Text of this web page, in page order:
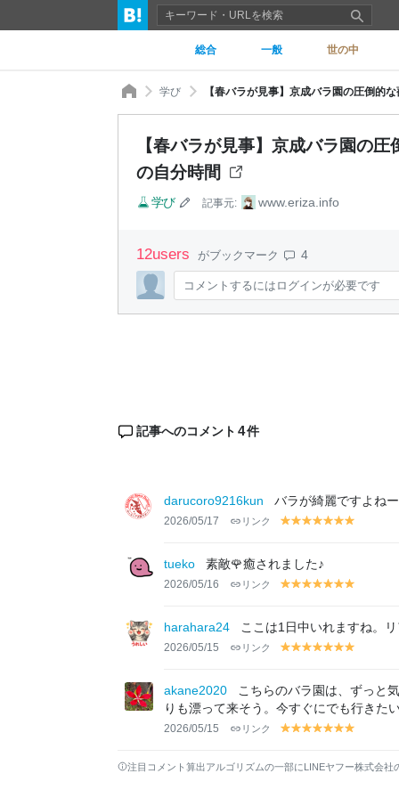
総合 一般 世の中
学び 【春バラが見事】京成バラ園の圧倒的
【春バラが見事】京成バラ園の
の自分時間
学び 記事元: www.eriza.info
12users がブックマーク 4
コメントするにはログインが必要です
記事へのコメント 4件
darucoro9216kun バラが綺麗ですよね
2026/05/17 リンク
y
lo
w
y
lo
w
y
lo
w
y
lo
w
y
w
y
w w
tueko 素敵🌹癒されました♪
2026/05/16 リンク
y
lo
w
y
lo
w
y
lo
w
y
lo
w
y
lo
w
y
lo
w
lo
w
harahara24 ここは1日中いれますね。
2026/05/15 リンク
y
lo
w
y
lo
w
y
lo
w
y
lo
w
y
lo
w
y
lo
w
lo
w
akane2020
こちらのバラ園は、ずっと
りも漂って来そう。今すぐにでも行きた
2026/05/15 リンク
y
lo
y
lo
y
lo
y
lo
y
lo
y
lolo
注目コメント算出アルゴリズムの一部にLINEヤフー株式会